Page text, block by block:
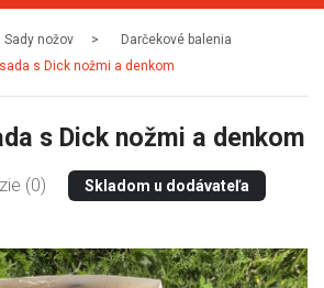
Sady nožov
Darčekové balenia
s Dick nožmi a denkom
s Dick nožmi a denkom
(0) Skladom u dodávateľa